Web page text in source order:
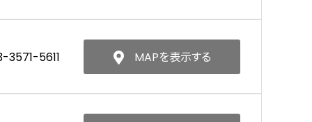
3571-5611 MAPを表示する